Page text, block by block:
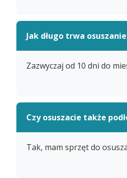
Jak długo trwa
Zazwyczaj od 10 dni do
Czy osuszacie także
Tak, mam sprzęt do